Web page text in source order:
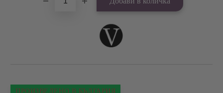
ПРОИЗВЕДЕНО В БЪЛГАРИЯ